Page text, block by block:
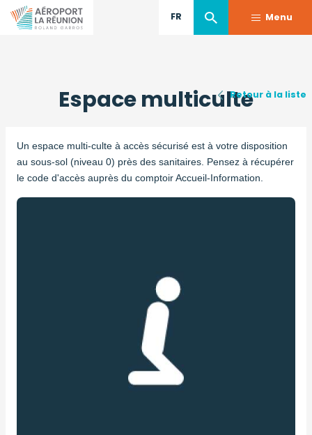
FR Menu
Espace multiculte
Un espace multi-culte à accès sécurisé est à votre disposition
au sous-sol (niveau 0) près des sanitaires. Pensez à récupérer
le code d'accès auprès du comptoir Accueil-Information.
Retour à la liste